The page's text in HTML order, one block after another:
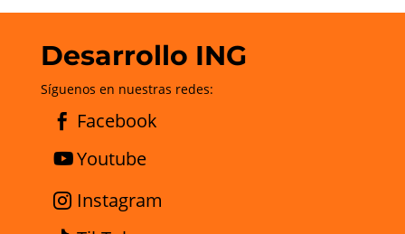
Desarrollo ING
Síguenos en nuestras redes:
Facebook
Youtube
Instagram